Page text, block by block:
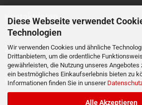
Diese Webseite verwendet
Technologien
Wir verwenden Cookies und ähnliche
Drittanbietern, um die ordentliche
gewährleisten, die Nutzung unseres Angebotes
ein bestmögliches Einkaufserlebnis bieten zu
Informationen finden Sie in unserer
Alle Akzeptieren
Kontaktdaten
Zahlung
Versand